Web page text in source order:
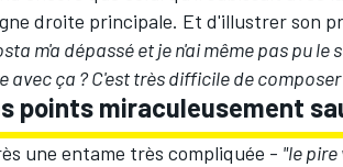
droite principale. Et d'illustrer son
m'a dépassé et je n'ai même pas pu
avec ça ? C'est très difficile de
points miraculeusement
une entame très compliquée - "le pire